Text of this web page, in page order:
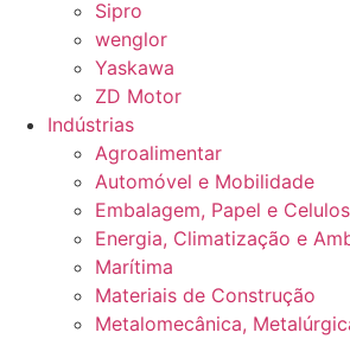
Sipro
wenglor
Yaskawa
ZD Motor
Indústrias
Agroalimentar
Automóvel e Mobilidade
Embalagem, Papel e
Energia, Climatização e
Marítima
Materiais de Construção
Metalomecânica,